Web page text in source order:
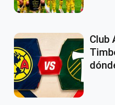
Club